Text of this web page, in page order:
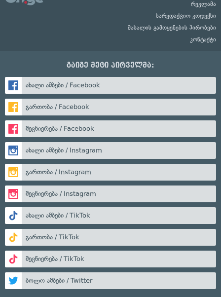
რეკლამა
სარედაქციო კოდექსი
მასალის გამოყენების პირობები
კონტაქტი
გაიგე მეტი პირველმა:
ახალი ამბები / Facebook
გართობა / Facebook
მეცნიერება / Facebook
ახალი ამბები / Instagram
გართობა / Instagram
მეცნიერება / Instagram
ახალი ამბები / TikTok
გართობა / TikTok
მეცნიერება / TikTok
ბოლო ამბები / Twitter